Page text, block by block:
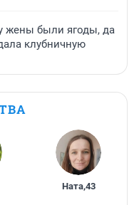
жены были ягоды, да
клубничную
Ната,43